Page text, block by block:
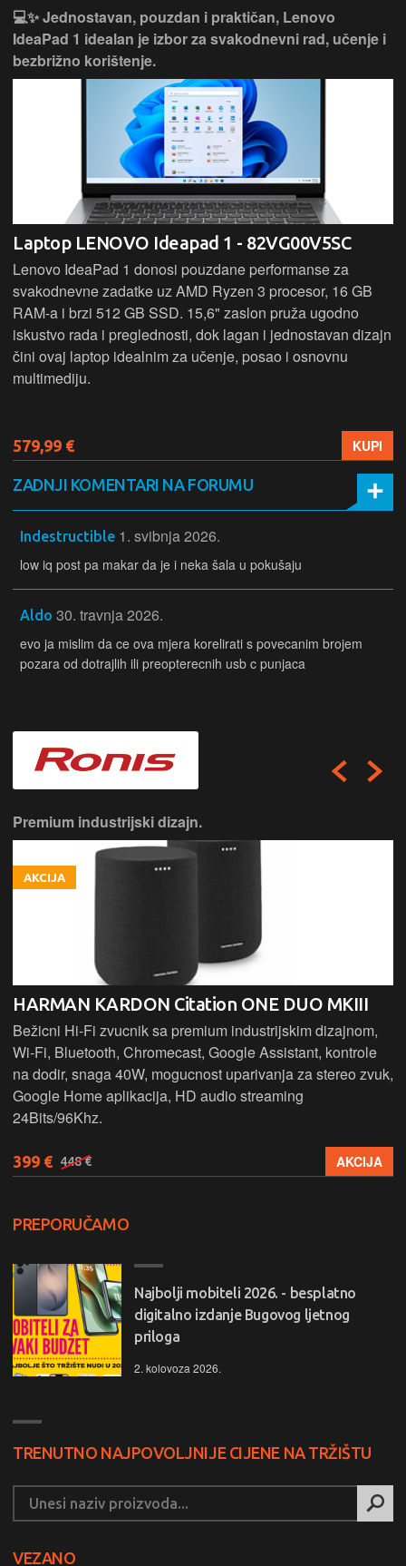
💻✨ Jednostavan, pouzdan i praktičan, Lenovo
IdeaPad 1 idealan je izbor za svakodnevni rad, učenje i
bezbrižno korištenje.
Laptop LENOVO Ideapad 1 - 82VG00V5SC
Lenovo IdeaPad 1 donosi pouzdane performanse za
svakodnevne zadatke uz AMD Ryzen 3 procesor, 16 GB
RAM-a i brzi 512 GB SSD. 15,6" zaslon pruža ugodno
iskustvo rada i preglednosti, dok lagan i jednostavan dizajn
čini ovaj laptop idealnim za učenje, posao i osnovnu
multimediju.
579,99 € KUPI
ZADNJI KOMENTARI NA FORUMU
Indestructible 1. svibnja 2026.
low iq post pa makar da je i neka šala u pokušaju
Aldo 30. travnja 2026.
evo ja mislim da ce ova mjera korelirati s povecanim brojem
pozara od dotrajlih ili preopterecnih usb c punjaca
Premium industrijski dizajn.
AKCIJA
HARMAN KARDON Citation ONE DUO MKIII
Bežicni Hi-Fi zvucnik sa premium industrijskim dizajnom,
Wi-Fi, Bluetooth, Chromecast, Google Assistant, kontrole
na dodir, snaga 40W, mogucnost uparivanja za stereo zvuk,
Google Home aplikacija, HD audio streaming
24Bits/96Khz.
399 € 448 € AKCIJA
PREPORUČAMO
Najbolji mobiteli 2026. - besplatno
digitalno izdanje Bugovog ljetnog
priloga
2. kolovoza 2026.
TRENUTNO NAJPOVOLJNIJE CIJENE NA TRŽIŠTU
VEZANO